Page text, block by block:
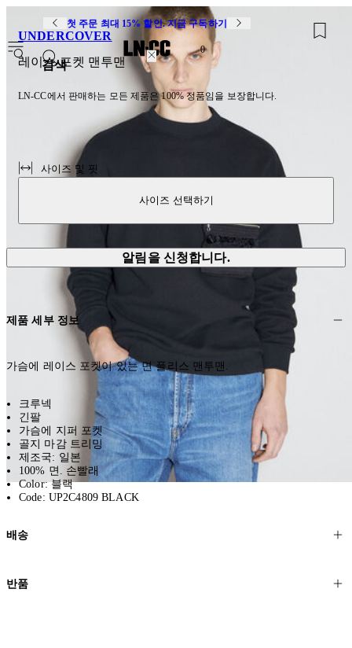
첫 주문 최대 15% 할인. 지금 구독하기
검색
0
UNDERCOVER
레이스 포켓 맨투맨
LN-CC에서 판매하는 모든 제품은 100% 정품임을 보장합니다.
사이즈 및 핏
사이즈 선택하기
알림을 신청합니다.
제품 세부 정보
가슴에 레이스 포켓이 있는 면 플리스 맨투맨.
크루넥
긴팔
가슴에 지퍼 포켓
골지 마감 트리밍
제조국: 일본
100% 면. 손빨래
Color: 블랙
Code: UP2C4809 BLACK
배송
고객님의 위치에 따라 일반 배송과 익스프레스 배송을 제공합니다.
반품